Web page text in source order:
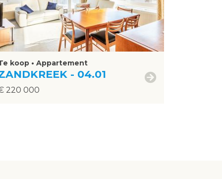
koop • Appartement
- 04.01
220 000